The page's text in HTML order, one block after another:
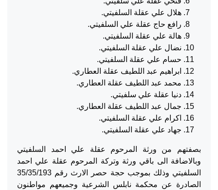
هلال علي عقلة السلفيتي.
رافع حاج عقلة علي السلفيتي.
هالة علي عقلة السلفيتي.
نضال علي عقلة السلفيتي.
حسام علي عقلة السلفيتي.
ابراهيم عبد اللطيف عقلة العطاري.
محمد عبد اللطيف عقلة العطاري.
دنيا عقلة علي سلفيتي.
جمال عبد اللطيف عقلة العطاري.
اكرام علي عقلة السلفيتي.
جهاد علي عقلة السلفيتي.
بصفتهم من ورثة المرحوم عقلة علي احمد السلفيتي
وبالاضافة الى باقي ورثة وتركة المرحوم عقلة علي احمد
السلفيتي وذلك بموجب حجة حصر الارث رقم 35/35/193
الصادرة عن محكمة نابلس الشرعية وجميعهم مواطنون